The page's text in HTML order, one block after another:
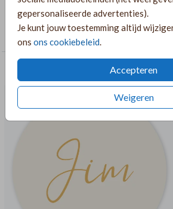
gepersonaliseerde advertenties).
Je kunt jouw toestemming altijd
ons ons cookiebeleid
Accepteren
Weigeren
COLLECTIE
Rechthoekige labelkaarten
RECOMMENDATIONS CROSS_SELL